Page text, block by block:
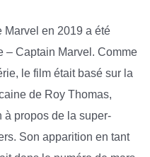
Marvel en 2019 a été
– Captain Marvel. Comme
le film était basé sur la
de Roy Thomas,
à propos de la super-
Son apparition en tant